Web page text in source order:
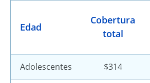
Edad
Cobertura
total
Adolescentes $314